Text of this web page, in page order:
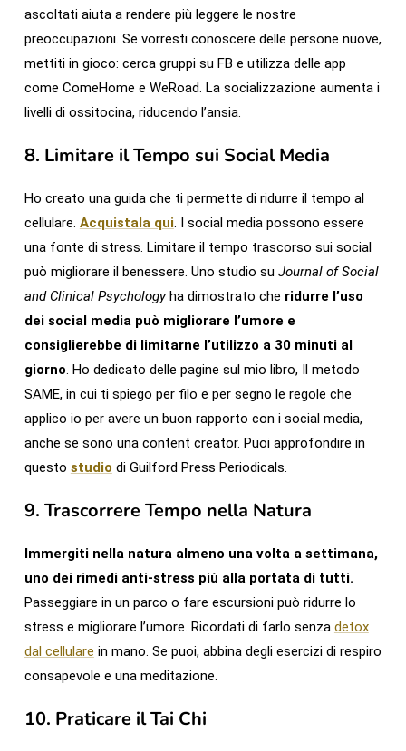
ascoltati aiuta a rendere più leggere le nostre
preoccupazioni. Se vorresti conoscere delle persone nuove,
mettiti in gioco: cerca gruppi su FB e utilizza delle app
come ComeHome e WeRoad. La socializzazione aumenta i
livelli di ossitocina, riducendo l’ansia.
8. Limitare il Tempo sui Social Media
Ho creato una guida che ti permette di ridurre il tempo al
cellulare. Acquistala qui. I social media possono essere
una fonte di stress. Limitare il tempo trascorso sui social
può migliorare il benessere. Uno studio su Journal of Social
and Clinical Psychologyha dimostrato che ridurre l’uso
dei social media può migliorare l’umore e
consiglierebbe di limitarne l’utilizzo a 30 minuti al
giorno. Ho dedicato delle pagine sul mio libro, Il metodo
SAME, in cui ti spiego per filo e per segno le regole che
applico io per avere un buon rapporto con i social media,
anche se sono una content creator. Puoi approfondire in
questo studio di Guilford Press Periodicals.
9. Trascorrere Tempo nella Natura
Immergiti nella natura almeno una volta a settimana,
uno dei rimedi anti-stress più alla portata di tutti.
Passeggiare in un parco o fare escursioni può ridurre lo
stress e migliorare l’umore. Ricordati di farlo senza detox
dal cellulare in mano. Se puoi, abbina degli esercizi di respiro
consapevole e una meditazione.
10. Praticare il Tai Chi